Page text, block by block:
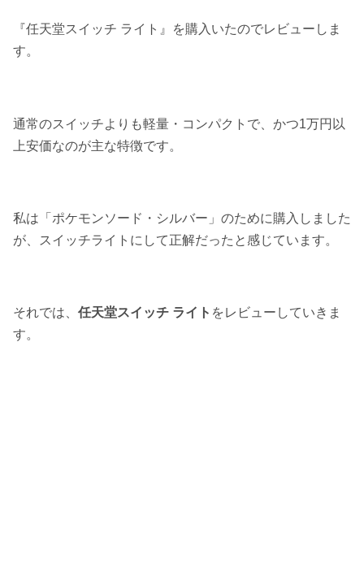
『任天堂スイッチ ライト』を購入いたのでレビューしま
す。
通常のスイッチよりも軽量・コンパクト で、 かつ1万円以
上安価なのが主な特徴です。
私は「ポケモンソード・シルバー」のために購入しました
が、
スイッチライトにして正解だった と感じています。
それでは、 任天堂スイッチ ライト をレビューしていきま
す。